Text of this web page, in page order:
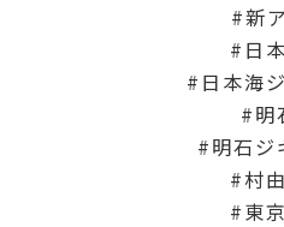
新
日
日本海
明
明石ジ
村
東